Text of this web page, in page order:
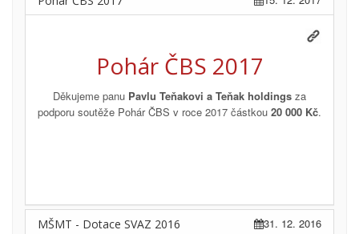
Pohár ČBS 2017
Děkujeme panu Pavlu Teňakovi a Teňak holdings za
podporu soutěže Pohár ČBS v roce 2017 částkou 20 000 Kč.
31. 12. 2016
MŠMT - Dotace SVAZ 2016